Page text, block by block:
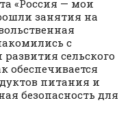
«Россия — мои
занятия на
с
сельского
обеспечивается
питания и
безопасность для